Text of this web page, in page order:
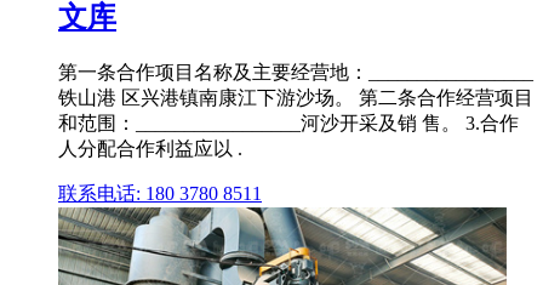
文库
第一条合作项目名称及主要经营地：_________________
铁山港 区兴港镇南康江下游沙场。 第二条合作经营项目
和范围：_________________河沙开采及销 售。 3.合作
人分配合作利益应以 .
联系电话: 180 3780 8511